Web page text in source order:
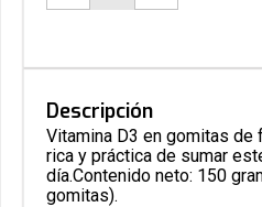
Descripción
Vitamina D3 en gomitas de
rica y práctica de sumar
día.Contenido neto: 150
gomitas).